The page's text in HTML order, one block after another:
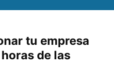
tu empresa
de las